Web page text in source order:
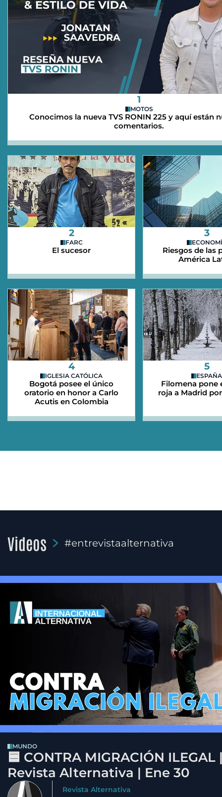
1
MOTOS
Conocimos la nueva TVS RONIN 225 y aquí están
comentarios.
2
FARC
El sucesor
3
Riesgos de las
América
4
IGLESIA CATÓLICA
Bogotá posee el único
oratorio en honor a Carlo
Acutis en Colombia
5
ESPAÑA
Filomena pone
roja a Madrid
Videos #entrevistaalternativa
MUNDO
🟦 CONTRA MIGRACIÓN ILEGAL
Revista Alternativa | Ene 30
Revista Alternativa